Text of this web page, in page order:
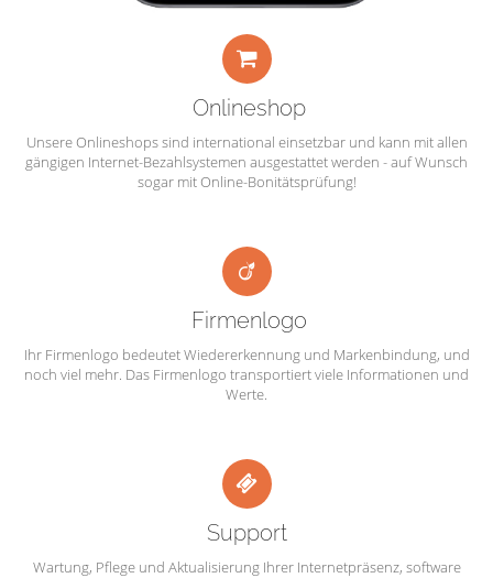
Onlineshop
Unsere Onlineshops sind international einsetzbar und kann mit allen
gängigen Internet-Bezahlsystemen ausgestattet werden - auf Wunsch
sogar mit Online-Bonitätsprüfung!
Firmenlogo
Ihr Firmenlogo bedeutet Wiedererkennung und Markenbindung, und
noch viel mehr. Das Firmenlogo transportiert viele Informationen und
Werte.
Support
Wartung, Pflege und Aktualisierung Ihrer Internetpräsenz, software